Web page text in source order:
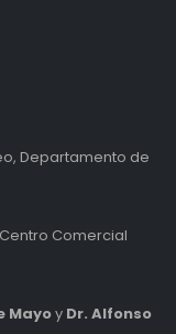
Departamento de
Comercial
Mayoy Dr. Alfonso